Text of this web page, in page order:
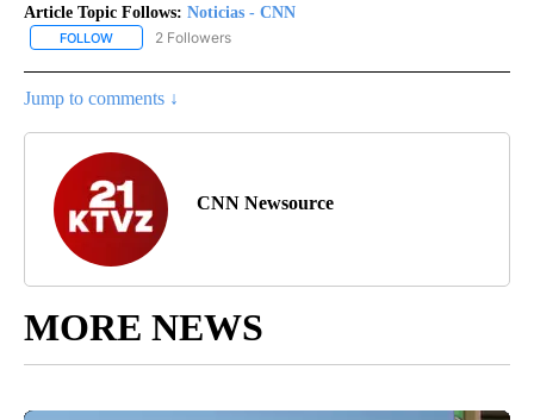
Article Topic Follows: Noticias - CNN
FOLLOW FOLLOW "NOTICIAS - CNN" TO RECEIVE NOTIFICATIONS ABOUT
2 Followers
Jump to comments ↓
CNN Newsource
MORE NEWS